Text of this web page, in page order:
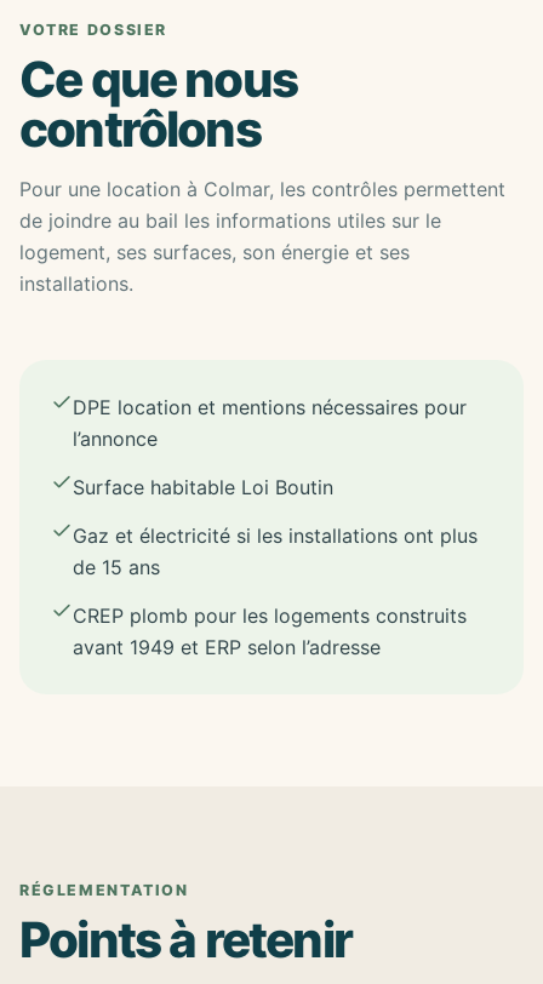
VOTRE DOSSIER
Ce que nous
contrôlons
Pour une location à Colmar, les contrôles permettent
de joindre au bail les informations utiles sur le
logement, ses surfaces, son énergie et ses
installations.
DPE location et mentions nécessaires pour
l’annonce
Surface habitable Loi Boutin
Gaz et électricité si les installations ont plus
de 15 ans
CREP plomb pour les logements construits
avant 1949 et ERP selon l’adresse
RÉGLEMENTATION
Points à retenir